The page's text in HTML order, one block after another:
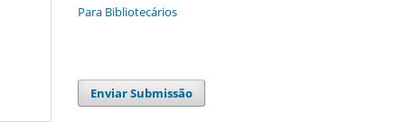
Para Bibliotecários
Enviar Submissão